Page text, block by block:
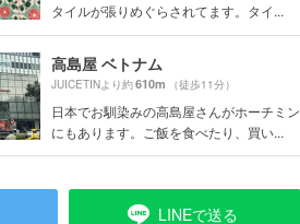
タイルが張りめぐらされてます。タイ...
高島屋 ベトナム
JUICETINより約610m （徒歩11分）
日本でお馴染みの高島屋さんがホーチミン
にもあります。ご飯を食べたり、買い...
LINEで送る